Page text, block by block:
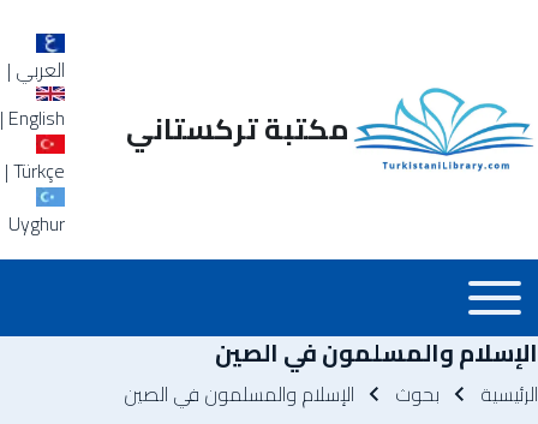
العربي |
English
|
Türkçe
|
Uyghur
مكتبة تركستاني
Main_Menu_ar
Toggle main menu
الإسلام والمسلمون في الصين
مسار التنقل
الرئيسية بحوث الإسلام والمسلمون في الصين